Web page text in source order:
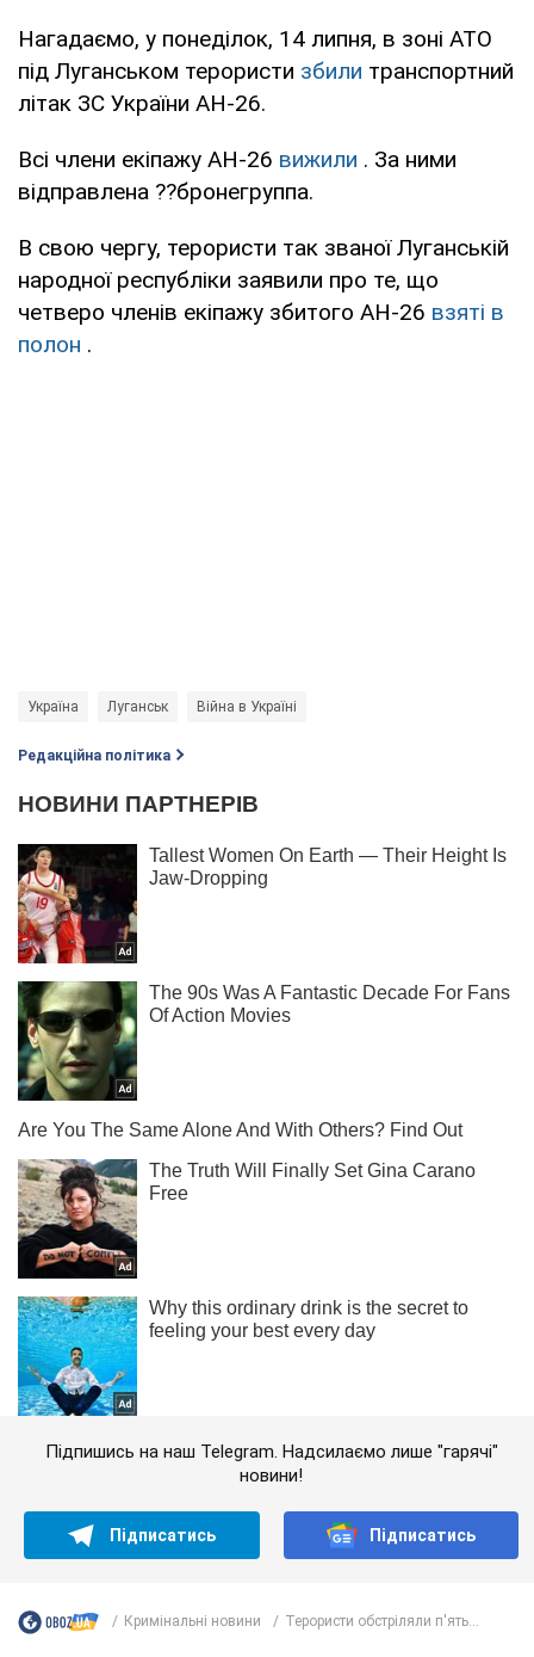
Нагадаємо, у понеділок, 14 липня, в зоні АТО
під Луганськом терористи збили транспортний
літак ЗС України АН-26.
Всі члени екіпажу АН-26 вижили . За ними
відправлена ??бронегруппа.
В свою чергу, терористи так званої Луганській
народної республіки заявили про те, що
четверо членів екіпажу збитого АН-26 взяті в
полон .
Україна Луганськ Війна в Україні
Редакційна політика
Підпишись на наш Telegram. Надсилаємо лише "гарячі"
новини!
Підписатись Підписатись
Кримінальні новини Терористи обстріляли п'ять...